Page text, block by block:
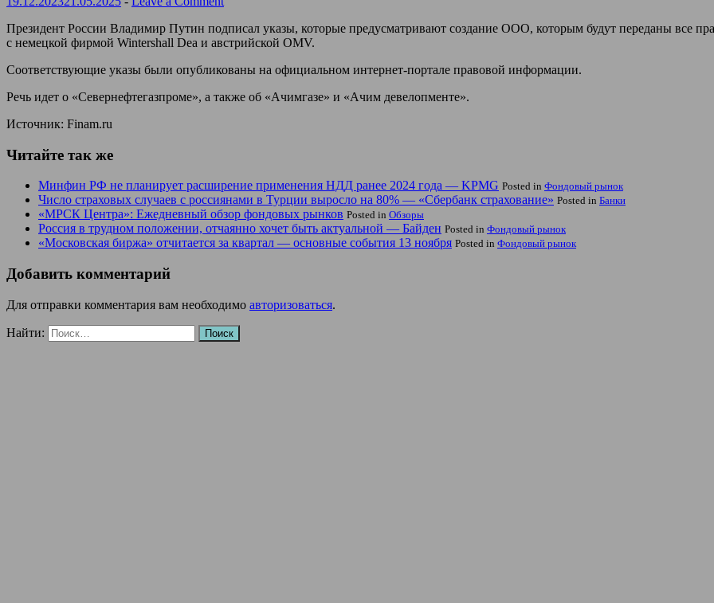
Президент России Владимир Путин подписал указы, которые предусматривают создание ООО, которым будут переданы все
с немецкой фирмой Wintershall Dea и австрийской OMV.
Соответствующие указы были опубликованы на официальном интернет-портале правовой информации.
Речь идет о «Севернефтегазпроме», а также об «Ачимгазе» и «Ачим девелопменте».
Источник: Finam.ru
Читайте так же
Минфин РФ не планирует расширение применения НДД ранее 2024 года — KPMG Posted in Фондовый рынок
Число страховых случаев с россиянами в Турции выросло на 80% — «Сбербанк страхование» Posted in Банки
«МРСК Центра»: Ежедневный обзор фондовых рынков Posted in Обзоры
Россия в трудном положении, отчаянно хочет быть актуальной — Байден Posted in Фондовый рынок
«Московская биржа» отчитается за квартал — основные события 13 ноября Posted in Фондовый рынок
Добавить комментарий
Для отправки комментария вам необходимо авторизоваться.
Найти: